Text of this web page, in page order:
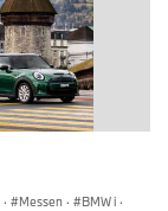
· Messen · BMW i ·